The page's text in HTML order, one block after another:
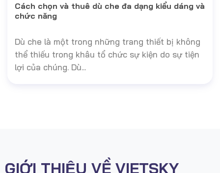
Cách chọn và thuê dù che đa dạng kiểu dáng và
chức năng
Dù che là một trong những trang thiết bị không
thể thiếu trong khâu tổ chức sự kiện do sự tiện
lợi của chúng. Dù...
GIỚI THIỆU VỀ VIETSKY